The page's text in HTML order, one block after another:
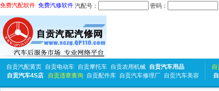
免费汽配软件 免费汽修软件 汽配号： 密码：
自贡汽配黄页 自贡电动车 自贡摩托车 自贡农用机械 自贡汽车用品
自贡汽车4S店
自贡违章查询 自贡配件库 自贡汽车修理厂 自贡汽车美容
自